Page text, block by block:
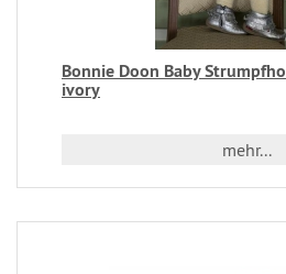
Bonnie Doon Baby
ivory
mehr...